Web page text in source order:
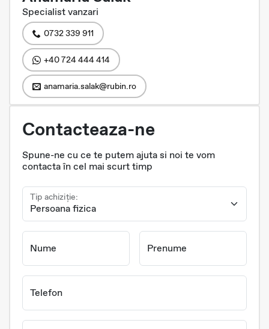
Specialist vanzari
0732 339 911
+40 724 444 414
anamaria.salak@rubin.ro
Contacteaza-ne
Spune-ne cu ce te putem ajuta si noi te vom
contacta în cel mai scurt timp
Tip achiziție:
Nume Prenume
Telefon